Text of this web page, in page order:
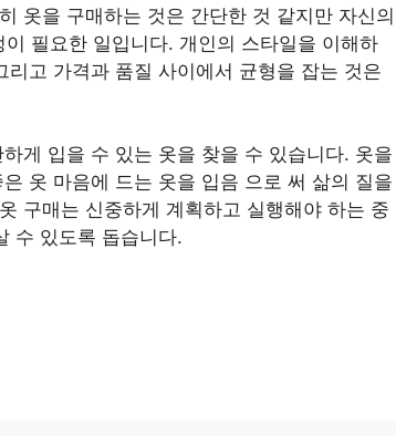
옷을 구매하는 것은 간단한 것 같지만 자신의
필요한 일입니다. 개인의 스타일을 이해하
고 가격과 품질 사이에서 균형을 잡는 것은
게 입을 수 있는 옷을 찾을 수 있습니다. 옷을
옷 마음에 드는 옷을 입음 으로 써 삶의 질을
구매는 신중하게 계획하고 실행해야 하는 중
수 있도록 돕습니다.